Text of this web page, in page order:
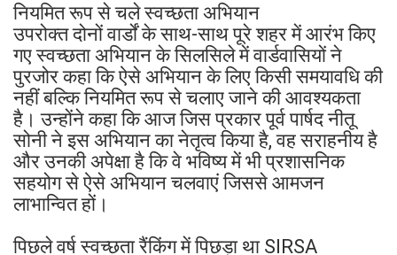
नियमित रूप से चले स्वच्छता अभियान
उपरोक्त दोनों वार्डों के साथ-साथ पूरे शहर में आरंभ किए
गए स्वच्छता अभियान के सिलसिले में वार्डवासियों ने
पुरजोर कहा कि ऐसे अभियान के लिए किसी समयावधि की
नहीं बल्कि नियमित रूप से चलाए जाने की आवश्यकता
है। उन्होंने कहा कि आज जिस प्रकार पूर्व पार्षद नीतू
सोनी ने इस अभियान का नेतृत्व किया है, वह सराहनीय है
और उनकी अपेक्षा है कि वे भविष्य में भी प्रशासनिक
सहयोग से ऐसे अभियान चलवाएं जिससे आमजन
लाभान्वित हों।
पिछले वर्ष स्वच्छता रैंकिंग में पिछड़ा था SIRSA